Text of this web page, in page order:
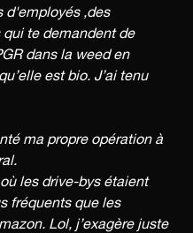
d'employés ,des
qui te demandent de
dans la weed en
est bio. J’ai tenu
ma propre opération à
les drive-bys étaient
fréquents que les
Lol, j’exagère juste